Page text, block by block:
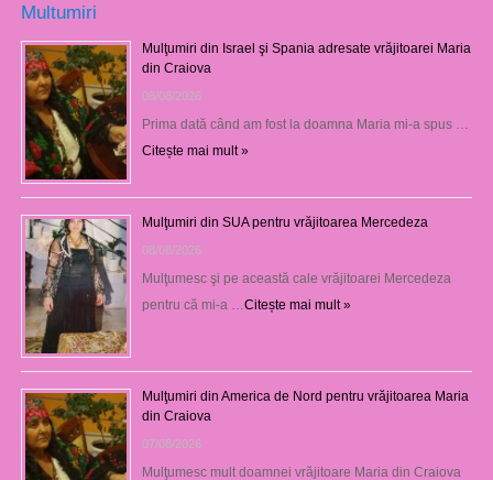
Multumiri
Mulţumiri din Israel şi Spania adresate vrăjitoarei Maria
din Craiova
08/08/2026
Prima dată când am fost la doamna Maria mi-a spus …
Citește mai mult »
Mulţumiri din SUA pentru vrăjitoarea Mercedeza
08/08/2026
Mulţumesc şi pe această cale vrăjitoarei Mercedeza
pentru că mi-a … Citește mai mult »
Mulţumiri din America de Nord pentru vrăjitoarea Maria
din Craiova
07/08/2026
Mulţumesc mult doamnei vrăjitoare Maria din Craiova